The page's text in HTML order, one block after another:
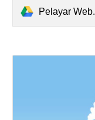
Pelayar